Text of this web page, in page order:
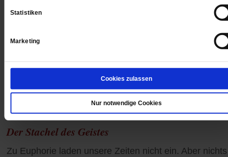
Statistiken
Marketing
Cookies zulassen
Nur notwendige Cookies
Der Stachel des Geistes
Zu Euphorie laden unsere Zeiten nicht ein. Aber nichts